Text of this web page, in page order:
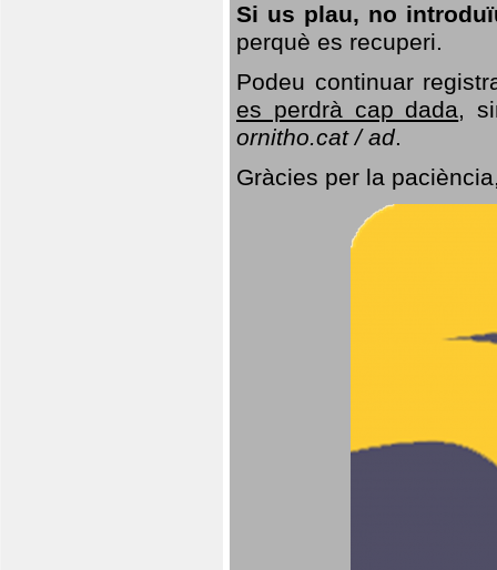
Si us plau, no
perquè es recuperi.
Podeu continuar
es perdrà cap dada,
ornitho.cat / ad.
Gràcies per la